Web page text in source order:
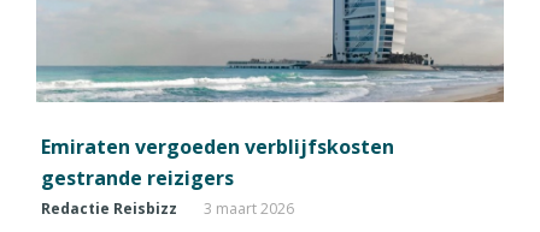
Emiraten vergoeden verblijfskosten
gestrande reizigers
Redactie Reisbizz 3 maart 2026